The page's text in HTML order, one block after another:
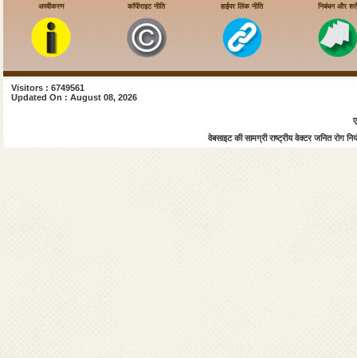
अस्वीकरण कॉपीराइट नीति हाईपर लिंक नीति निबंधन और शर्तें
Visitors : 6749561
Updated On : August 08, 2026
वेबसाइट की सामग्री राष्ट्रीय वेक्टर जनित रोग